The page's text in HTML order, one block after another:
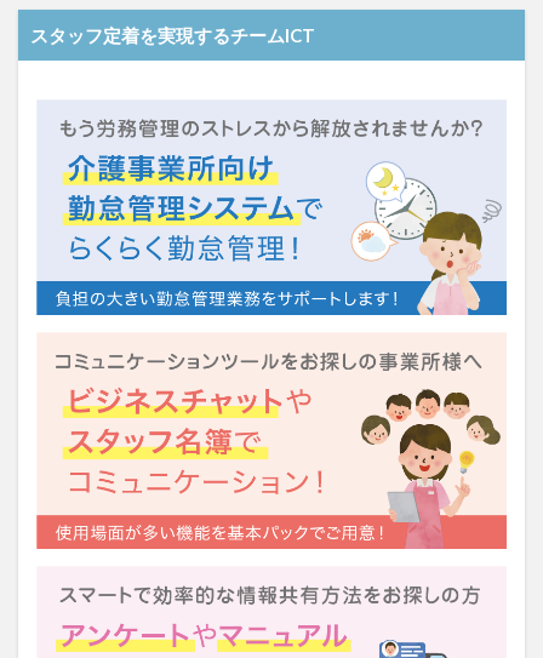
スタッフ定着を実現するチームICT
アクリーティブ
アドバイス
アルコール消毒
アンガーマネジメント
いづみデイサービスセンター
いろはにかいご
エイプリルドリーム
エニアグラム
エムズ落合
おだんご スッキリ
スマート介護
フレンドチャット
ヘアスタイル
ポケモン
やさしい手
ゆめのたね
ゆめのため
リーダーシップ
プラススマイル
リアルデータプラットフォーム
リンレイテープ
レクリエーション
レセプト請求
ロングヘアー
予防
事業運営 人事考課
人事評価
人員配置基準
人材採用
プラナス株式会社